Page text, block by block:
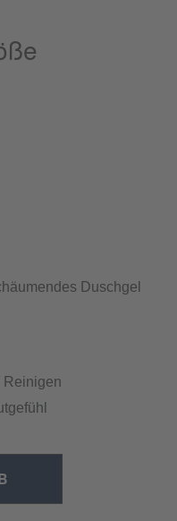
Duschgel
Reinigen
von 5 Sternen